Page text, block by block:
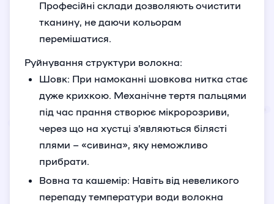
Професійні склади дозволяють очистити
тканину, не даючи кольорам
перемішатися.
Руйнування структури волокна:
Шовк: При намоканні шовкова нитка стає
дуже крихкою. Механічне тертя пальцями
під час прання створює мікророзриви,
через що на хустці з’являються білясті
плями – «сивина», яку неможливо
прибрати.
Вовна та кашемір: Навіть від невеликого
перепаду температури води волокна